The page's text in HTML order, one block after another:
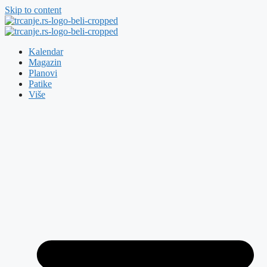
Skip to content
Kalendar
Magazin
Planovi
Patike
Više